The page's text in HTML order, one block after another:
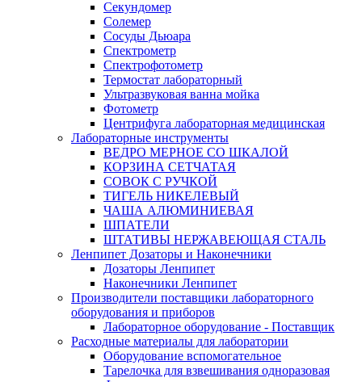
Секундомер
Солемер
Сосуды Дьюара
Спектрометр
Спектрофотометр
Термостат лабораторный
Ультразвуковая ванна мойка
Фотометр
Центрифуга лабораторная медицинская
Лабораторные инструменты
ВЕДРО МЕРНОЕ СО ШКАЛОЙ
КОРЗИНА СЕТЧАТАЯ
СОВОК С РУЧКОЙ
ТИГЕЛЬ НИКЕЛЕВЫЙ
ЧАША АЛЮМИНИЕВАЯ
ШПАТЕЛИ
ШТАТИВЫ НЕРЖАВЕЮЩАЯ СТАЛЬ
Ленпипет Дозаторы и Наконечники
Дозаторы Ленпипет
Наконечники Ленпипет
Производители поставщики лабораторного
оборудования и приборов
Лабораторное оборудование - Поставщик
Расходные материалы для лаборатории
Оборудование вспомогательное
Тарелочка для взвешивания одноразовая